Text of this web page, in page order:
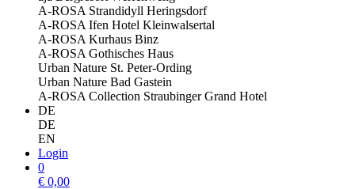
A-ROSA Strandidyll Heringsdorf
A-ROSA Ifen Hotel Kleinwalsertal
A-ROSA Kurhaus Binz
A-ROSA Gothisches Haus
Urban Nature St. Peter-Ording
Urban Nature Bad Gastein
A-ROSA Collection Straubinger Grand Hotel
DE
DE
EN
Login
0
€ 0,00